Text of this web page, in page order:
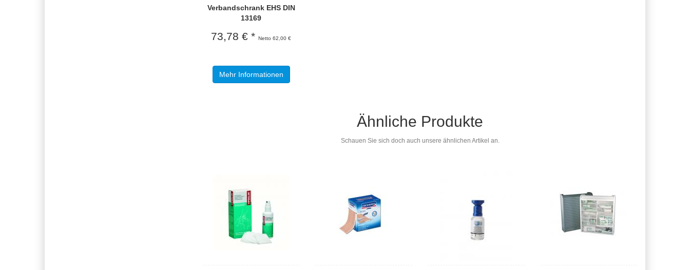
Verbandschrank EHS DIN
13169
73,78 € *Netto 62,00 €
Mehr Informationen
Ähnliche Produkte
Schauen Sie sich doch auch unsere ähnlichen Artikel an.